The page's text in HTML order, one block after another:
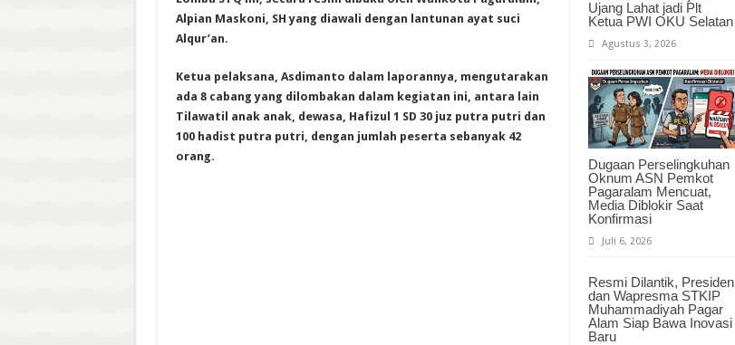
Ujang Lahat jadi Plt
Ketua PWI OKU Selatan
Agustus 3, 2026
Dugaan Perselingkuhan
Oknum ASN Pemkot
Pagaralam Mencuat,
Media Diblokir Saat
Konfirmasi
Juli 6, 2026
Resmi Dilantik, Presiden
dan Wapresma STKIP
Muhammadiyah Pagar
Alam Siap Bawa Inovasi
Baru
Alpian Maskoni, SH yang diawali dengan lantunan ayat suci
Alqur’an.
Ketua pelaksana, Asdimanto dalam laporannya, mengutarakan
ada 8 cabang yang dilombakan dalam kegiatan ini, antara lain
Tilawatil anak anak, dewasa, Hafizul 1 SD 30 juz putra putri dan
100 hadist putra putri, dengan jumlah peserta sebanyak 42
orang.